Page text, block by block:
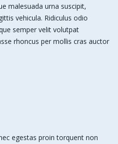
malesuada urna suscipit,
vehicula. Ridiculus odio
semper velit volutpat
rhoncus per mollis cras auctor
egestas proin torquent non